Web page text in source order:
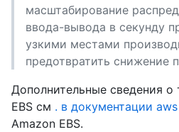
масштабирование
ввода-вывода в секунду
узкими местами
предотвратить снижение
Дополнительные сведения о
EBS см . в документации
Amazon EBS.